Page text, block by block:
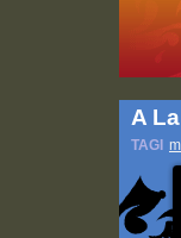
A
TAGI